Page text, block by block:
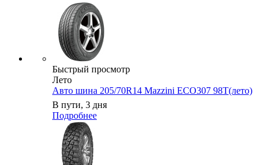
Быстрый просмотр
Лето
Авто шина 205/70R14 Mazzini ECO307 98T(лето)
В пути, 3 дня
Подробнее